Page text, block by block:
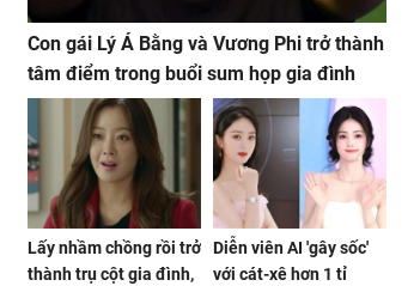
Con gái Lý Á Bằng và Vương Phi trở thành
tâm điểm trong buổi sum họp gia đình
Lấy nhầm chồng rồi trở
thành trụ cột gia đình,
Diễn viên AI 'gây sốc'
với cát-xê hơn 1 tỉ